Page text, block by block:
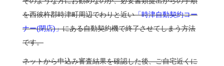
を西彼杵郡時津町周辺でわりと近い「時津自動契約コー
ナー(閉店)」にある自動契約機で終了させてしまう方法
です。
ネットから申込み審査結果を確認した後、ご自宅近くに